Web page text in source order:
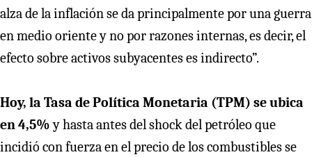
alza de la inflación se da principalmente por una guerra
en medio oriente y no por razones internas, es decir, el
efecto sobre activos subyacentes es indirecto”.
Hoy, la Tasa de Política Monetaria (TPM) se ubica
en 4,5%y hasta antes del shock del petróleo que
incidió con fuerza en el precio de los combustibles se